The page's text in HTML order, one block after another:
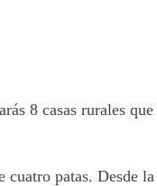
8 casas rurales
patas. Desde